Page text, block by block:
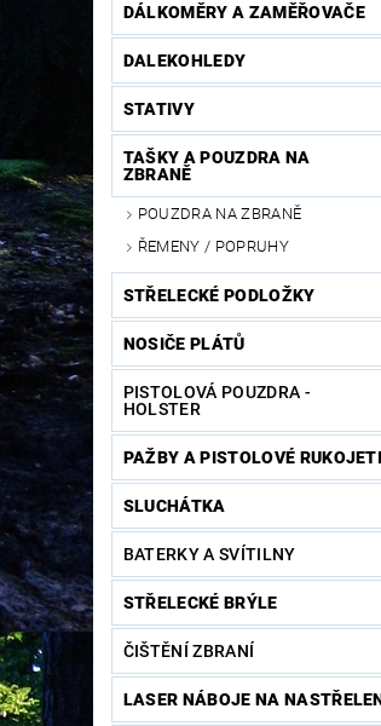
DÁLKOMĚRY A ZAMĚŘOVAČE
DALEKOHLEDY
STATIVY
TAŠKY A POUZDRA NA
ZBRANĚ
POUZDRA NA ZBRANĚ
ŘEMENY / POPRUHY
STŘELECKÉ PODLOŽKY
NOSIČE PLÁTŮ
PISTOLOVÁ POUZDRA -
HOLSTER
PAŽBY A PISTOLOVÉ RUKOJETI
SLUCHÁTKA
BATERKY A SVÍTILNY
STŘELECKÉ BRÝLE
ČIŠTĚNÍ ZBRANÍ
LASER NÁBOJE NA